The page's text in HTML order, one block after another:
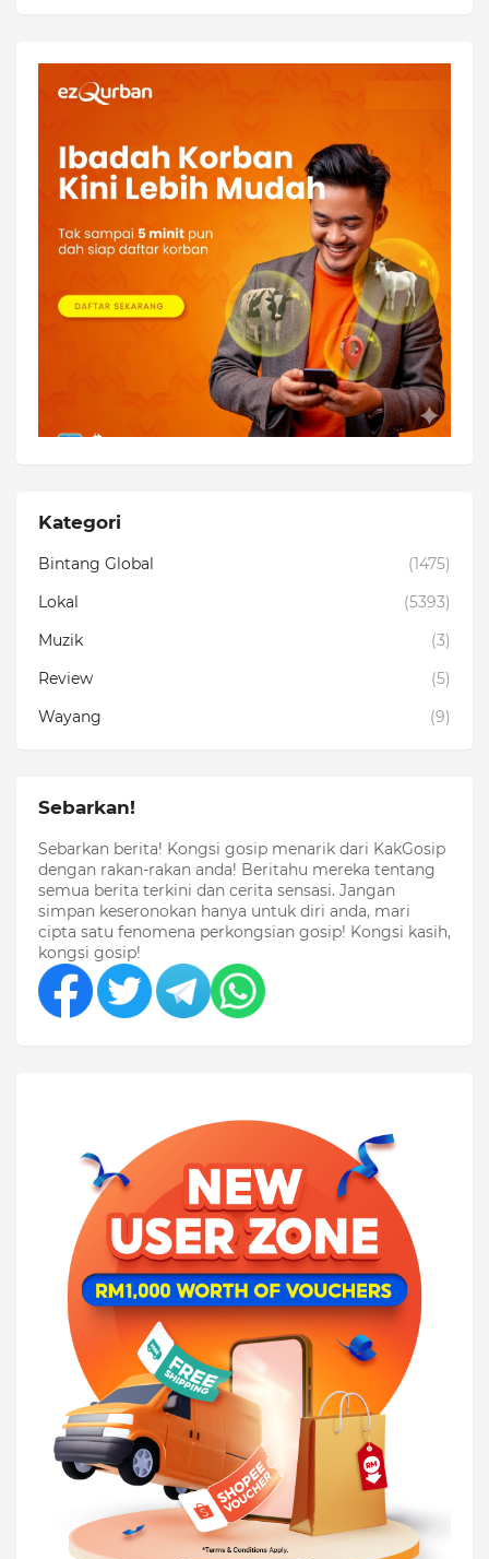
Kategori
Bintang Global
(1475)
Lokal
(5393)
Muzik
(3)
Review
(5)
Wayang
(9)
Sebarkan!
Sebarkan berita! Kongsi gosip menarik dari KakGosip
dengan rakan-rakan anda! Beritahu mereka tentang
semua berita terkini dan cerita sensasi. Jangan
simpan keseronokan hanya untuk diri anda, mari
cipta satu fenomena perkongsian gosip! Kongsi kasih,
kongsi gosip!